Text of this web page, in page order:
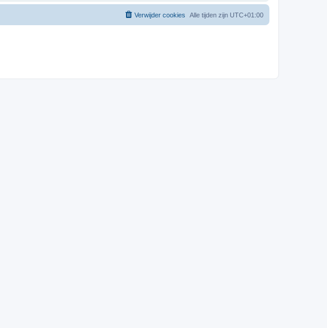
Alle tijden zijn UTC+01:00
Verwijder cookies